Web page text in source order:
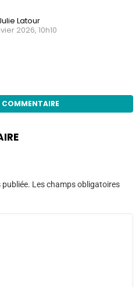
Latour
2026, 10h10
COMMENTAIRE
publiée. Les champs obligatoires